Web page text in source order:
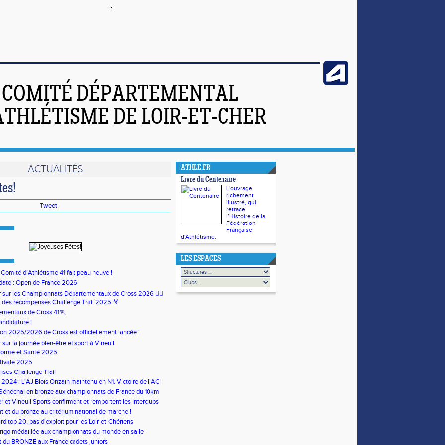
COMITÉ DÉPARTEMENTAL
DE LOIR-ET-CHER
ACTUALITÉS
Tweet
d’Athlétisme 41 fait peau neuve !
: Open de France 2026
sur les Championnats Départementaux de Cross 2026 🏃‍♀️
des récompenses Challenge Trail 2025 🏅
de Cross 41🏃
!
2025/2026 de Cross est officiellement lancée !
sur la journée bien-être et sport à Vineuil
et Santé 2025
2025
Challenge Trail
2024 : L'AJ Blois Onzain maintenu en N1. Victoire de l'AC
en N2Ben bronze aux championnats de France du 10km
et Vineuil Sports confirment et remportent les Interclubs
et du bronze au critérium national de marche !
top 20, pas d'exploit pour les Loir-et-Chériens
médaillée aux championnats du monde en salle
du BRONZE aux France cadets juniors
ATHLE.FR
Livre du Centenaire
L'ouvrage
richement
illustré, qui
retrace
l’Histoire de la
Fédération
Française
d'Athlétisme.
LES ESPACES